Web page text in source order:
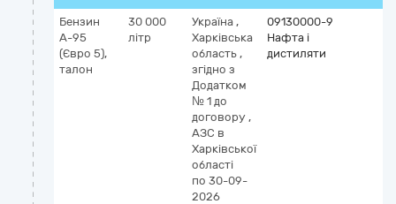
Бензин
А-95
(Євро 5),
талон
30 000
літр
Україна ,
Харківська
область ,
згідно з
Додатком
№ 1 до
договору ,
АЗС в
Харківської
області
по 30-09-
2026
09130000-9
Нафта і
дистиляти